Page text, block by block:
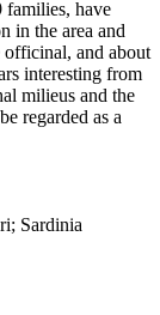
families, have
in the area and
officinal, and about
interesting from
milieus and the
regarded as a
Sardinia